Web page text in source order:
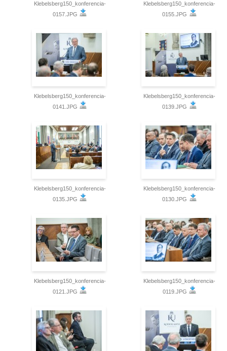
Klebelsberg150_konferencia-
0157.JPG
Klebelsberg150_konferencia-
0155.JPG
Klebelsberg150_konferencia-
0141.JPG
Klebelsberg150_konferencia-
0139.JPG
Klebelsberg150_konferencia-
0135.JPG
Klebelsberg150_konferencia-
0130.JPG
Klebelsberg150_konferencia-
0121.JPG
Klebelsberg150_konferencia-
0119.JPG